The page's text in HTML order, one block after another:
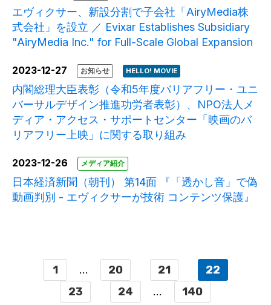
エヴィクサー、新設分割で子会社「AiryMedia株
式会社」を設立 ／ Evixar Establishes Subsidiary
"AiryMedia Inc." for Full-Scale Global Expansion
2023-12-27 お知らせ HELLO! MOVIE
内閣総理大臣表彰（令和5年度バリアフリー・ユニ
バーサルデザイン推進功労者表彰）、NPO法人メ
ディア・アクセス・サポートセンター「映画のバ
リアフリー上映」に関する取り組み
2023-12-26 メディア紹介
日本経済新聞（朝刊） 第14面 『「透かし音」で偽
動画判別 - エヴィクサーが技術 コンテンツ保護』
1 ... 20 21
22
23
24 ... 140